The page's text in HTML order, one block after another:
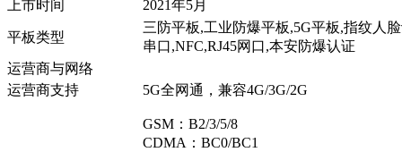
上市时间 2021年5月
平板类型
三防平板,工业防爆平板,5G平板,指纹人
串口,NFC,RJ45网口,本安防爆认证
运营商与网络
运营商支持
5G全网通，兼容4G/3G/2G
GSM：B2/3/5/8
CDMA：BC0/BC1